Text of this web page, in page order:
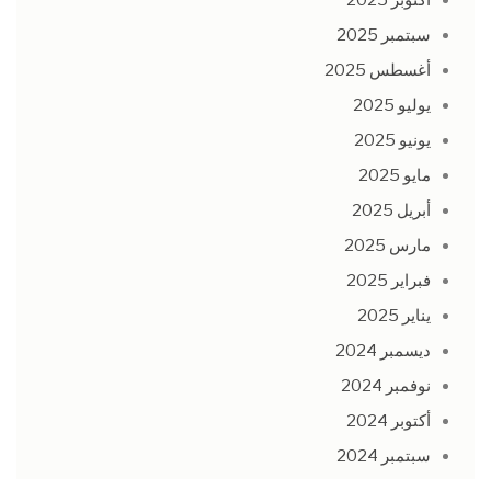
سبتمبر 2025
أغسطس 2025
يوليو 2025
يونيو 2025
مايو 2025
أبريل 2025
مارس 2025
فبراير 2025
يناير 2025
ديسمبر 2024
نوفمبر 2024
أكتوبر 2024
سبتمبر 2024